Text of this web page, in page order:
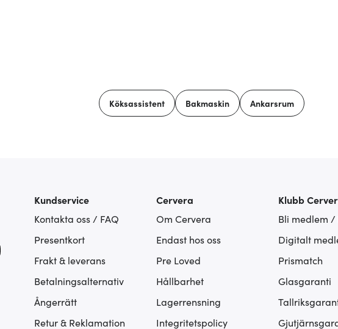
Köksassistent Bakmaskin Ankarsrum
Kundservice
Kontakta oss / FAQ
Presentkort
Frakt & leverans
Betalningsalternativ
Ångerrätt
Retur & Reklamation
Cervera
Om Cervera
Endast hos oss
Pre Loved
Hållbarhet
Lagerrensning
Integritetspolicy
Klubb
Bli medlem /
Digitalt
Prismatch
Glasgaranti